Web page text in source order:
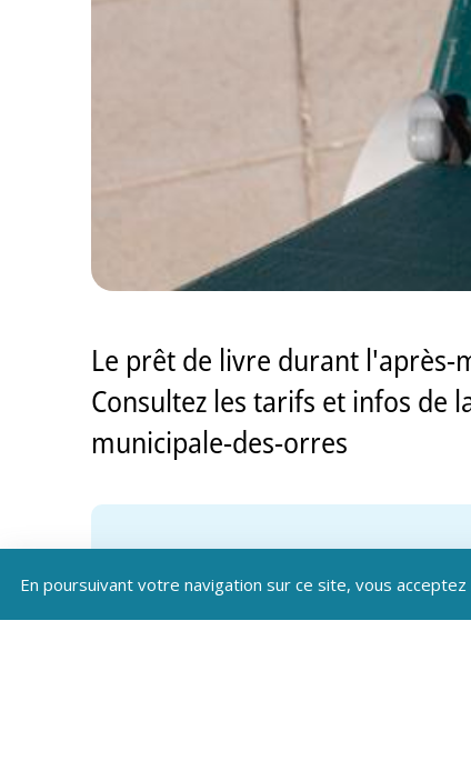
Le prêt de livre durant l'après-
Consultez les tarifs et infos
municipale-des-orres
En poursuivant votre navigation sur ce site, vous